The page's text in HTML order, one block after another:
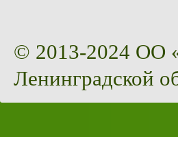
© 2013-2024 ОО
Ленинградской